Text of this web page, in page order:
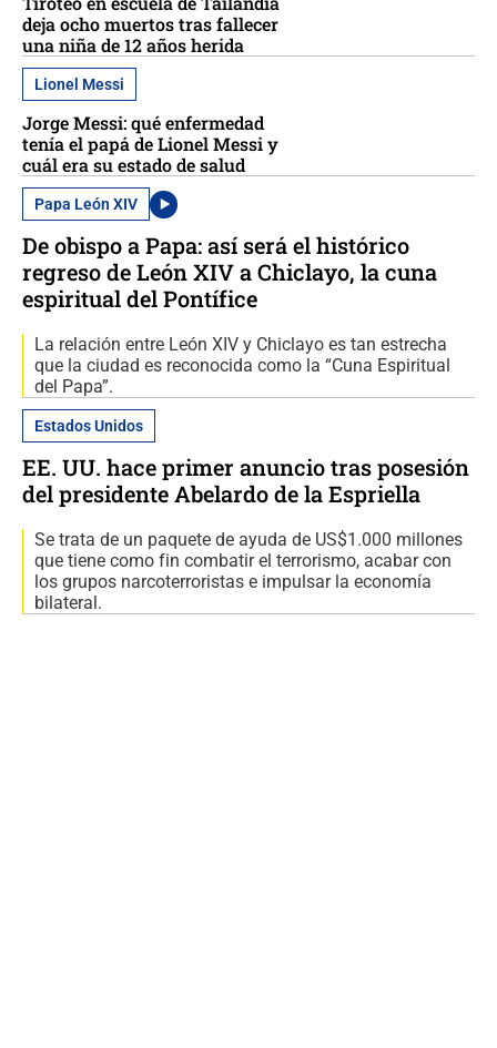
deja ocho muertos tras fallecer
una niña de 12 años herida
Lionel Messi
Jorge Messi: qué enfermedad
tenía el papá de Lionel Messi y
cuál era su estado de salud
Papa León XIV
De obispo a Papa: así será el histórico
regreso de León XIV a Chiclayo, la cuna
espiritual del Pontífice
La relación entre León XIV y Chiclayo es tan estrecha
que la ciudad es reconocida como la “Cuna Espiritual
del Papa”.
Estados Unidos
EE. UU. hace primer anuncio tras posesión
del presidente Abelardo de la Espriella
Se trata de un paquete de ayuda de US$1.000 millones
que tiene como fin combatir el terrorismo, acabar con
los grupos narcoterroristas e impulsar la economía
bilateral.